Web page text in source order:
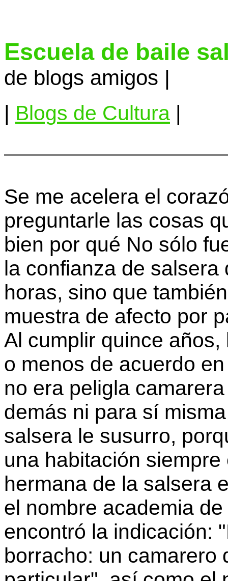
Escuela de baile
de blogs amigos |
| Blogs de Cultura |
Se me acelera el
preguntarle las cosas
bien por qué No sólo
la confianza de
horas, sino que
muestra de afecto por
Al cumplir quince
o menos de acuerdo
no era peligla
demás ni para sí
salsera le susurro,
una habitación
hermana de la salsera
el nombre academia
encontró la indicación:
borracho: un camarero